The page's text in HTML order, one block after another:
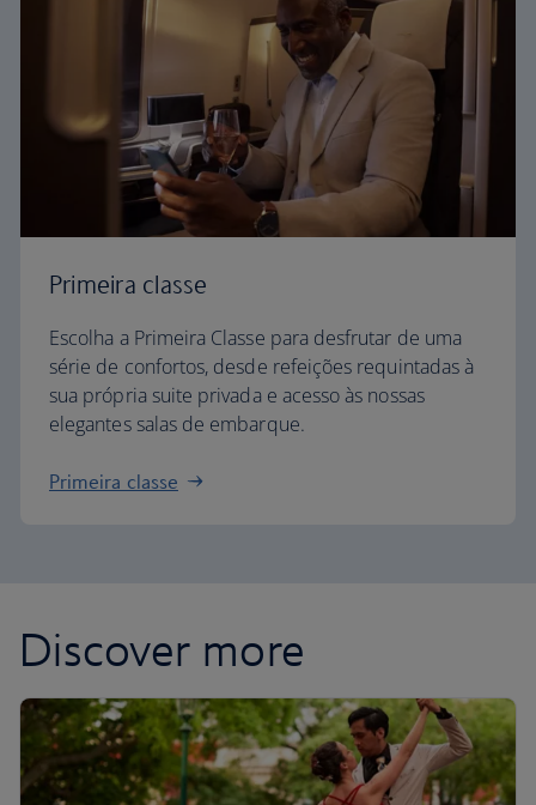
Primeira classe
Escolha a Primeira Classe para desfrutar de uma
série de confortos, desde refeições requintadas à
sua própria suite privada e acesso às nossas
elegantes salas de embarque.
Primeira classe
Discover more